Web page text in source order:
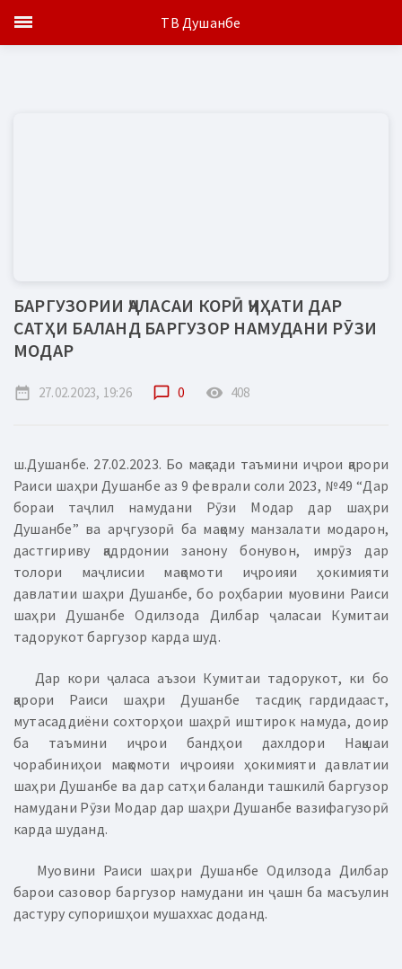
БАРГУЗОРИИ ҶАЛАСАИ КОРӢ ҶИҲАТИ ДАР
САТҲИ БАЛАНД БАРГУЗОР НАМУДАНИ РӮЗИ
МОДАР
date_range 27.02.2023, 19:26 chat_bubble_outline 0 remove_red_eye 408
ш.Душанбе. 27.02.2023. Бо мақсади таъмини иҷрои қарори
Раиси шаҳри Душанбе аз 9 феврали соли 2023, №49 “Дар
бораи таҷлил намудани Рӯзи Модар дар шаҳри
Душанбе” ва арҷгузорӣ ба мақому манзалати модарон,
дастгириву қадрдонии занону бонувон, имрӯз дар
толори маҷлисии мақомоти иҷроияи ҳокимияти
давлатии шаҳри Душанбе, бо роҳбарии муовини Раиси
шаҳри Душанбе Одилзода Дилбар ҷаласаи Кумитаи
тадорукот баргузор карда шуд.
Дар кори ҷаласа аъзои Кумитаи тадорукот, ки бо
қарори Раиси шаҳри Душанбе тасдиқ гардидааст,
мутасаддиёни сохторҳои шаҳрӣ иштирок намуда, доир
ба таъмини иҷрои бандҳои дахлдори Нақшаи
чорабиниҳои мақомоти иҷроияи ҳокимияти давлатии
шаҳри Душанбе ва дар сатҳи баланди ташкилӣ баргузор
намудани Рӯзи Модар дар шаҳри Душанбе вазифагузорӣ
карда шуданд.
Муовини Раиси шаҳри Душанбе Одилзода Дилбар
барои сазовор баргузор намудани ин ҷашн ба масъулин
дастуру супоришҳои мушаххас доданд.
ТВ Душанбе